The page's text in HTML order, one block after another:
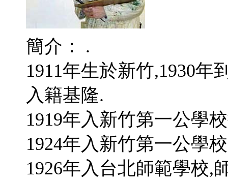
簡介： .
1911年生於新竹,1930年
入籍基隆.
1919年入新竹第一公學
1924年入新竹第一公學
1926年入台北師範學校,